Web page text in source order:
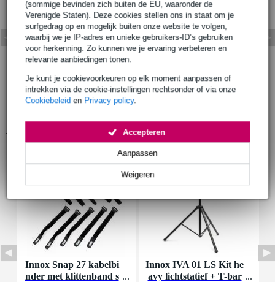
(sommige bevinden zich buiten de EU, waaronder de
Verenigde Staten). Deze cookies stellen ons in staat om je
surfgedrag op en mogelijk buiten onze website te volgen,
waarbij we je IP-adres en unieke gebruikers-ID’s gebruiken
voor herkenning. Zo kunnen we je ervaring verbeteren en
relevante aanbiedingen tonen.
Je kunt je cookievoorkeuren op elk moment aanpassen of
intrekken via de cookie-instellingen rechtsonder of via onze
Cookiebeleid en Privacy policy.
Weigeren
Aanpassen
Accepteren
Innox Snap 27 kabelbi
nder met klittenband s
Innox IVA 01 LS Kit he
avy lichtstatief + T-bar